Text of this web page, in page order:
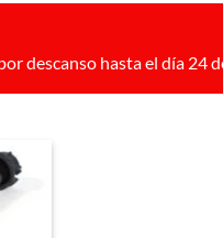
descanso hasta el día 24